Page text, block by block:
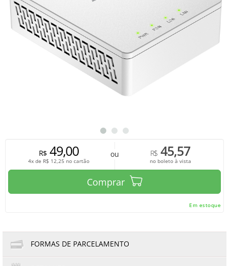
R$49,00
4x de R$ 12,25 no cartão
ou R$45,57
no boleto à vista
Comprar
Em estoque
FORMAS DE PARCELAMENTO